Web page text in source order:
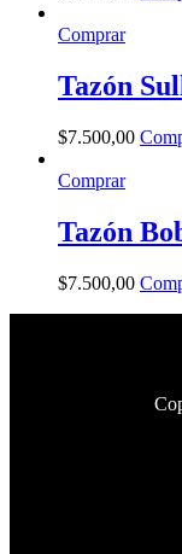
Comprar
Tazón
$7.500,00
Comprar
Tazón
$7.500,00